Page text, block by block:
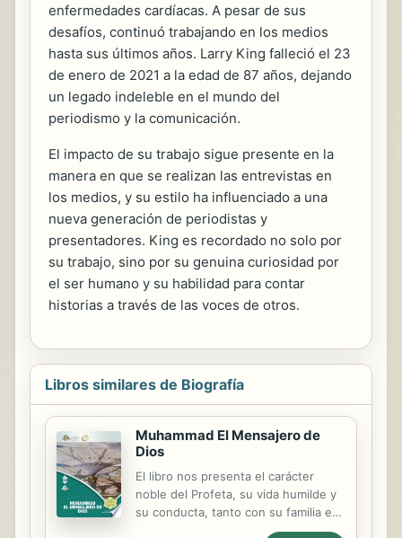
enfermedades cardíacas. A pesar de sus
desafíos, continuó trabajando en los medios
hasta sus últimos años. Larry King falleció el 23
de enero de 2021 a la edad de 87 años, dejando
un legado indeleble en el mundo del
periodismo y la comunicación.
El impacto de su trabajo sigue presente en la
manera en que se realizan las entrevistas en
los medios, y su estilo ha influenciado a una
nueva generación de periodistas y
presentadores. King es recordado no solo por
su trabajo, sino por su genuina curiosidad por
el ser humano y su habilidad para contar
historias a través de las voces de otros.
Libros similares de Biografía
Muhammad El Mensajero de
Dios
El libro nos presenta el carácter
noble del Profeta, su vida humilde y
su conducta, tanto con su familia en
casa como con sus compañeros y